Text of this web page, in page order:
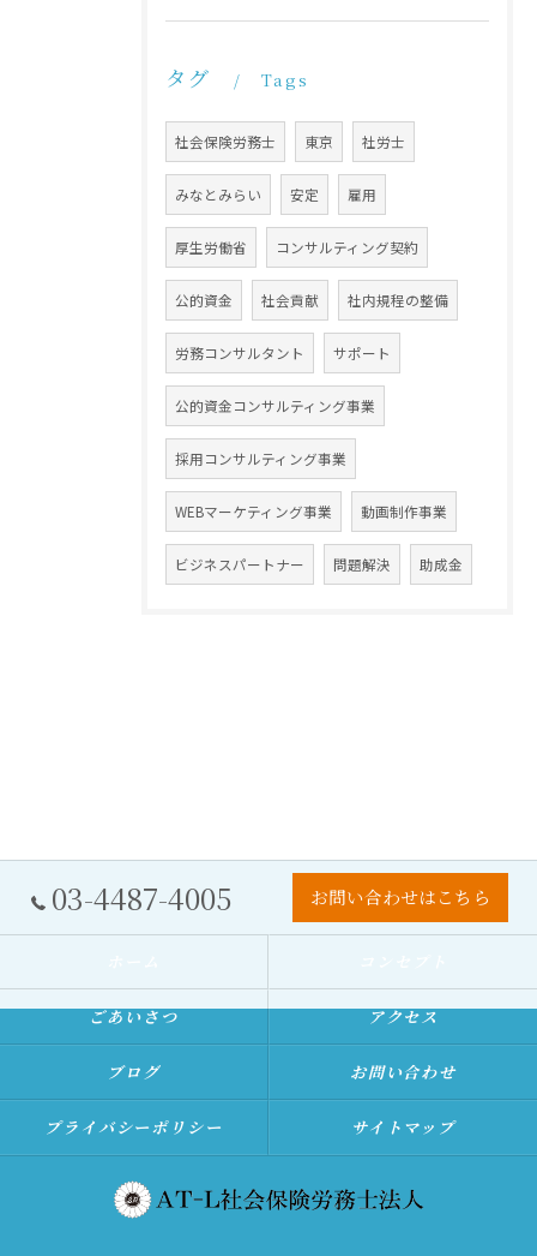
タグ Tags
社会保険労務士 東京 社労士
みなとみらい 安定 雇用
厚生労働省 コンサルティング契約
公的資金 社会貢献 社内規程の整備
労務コンサルタント サポート
公的資金コンサルティング事業
採用コンサルティング事業
WEBマーケティング事業 動画制作事業
ビジネスパートナー 問題解決 助成金
03-4487-4005 お問い合わせはこちら
ごあいさつ アクセス
ブログ お問い合わせ
プライバシーポリシー サイトマップ